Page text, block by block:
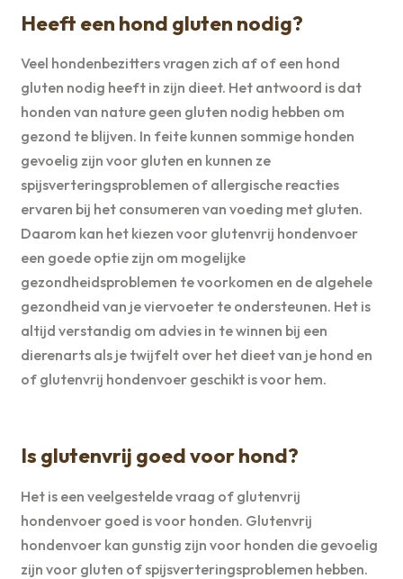
Heeft een hond gluten nodig?
Veel hondenbezitters vragen zich af of een hond
gluten nodig heeft in zijn dieet. Het antwoord is dat
honden van nature geen gluten nodig hebben om
gezond te blijven. In feite kunnen sommige honden
gevoelig zijn voor gluten en kunnen ze
spijsverteringsproblemen of allergische reacties
ervaren bij het consumeren van voeding met gluten.
Daarom kan het kiezen voor glutenvrij hondenvoer
een goede optie zijn om mogelijke
gezondheidsproblemen te voorkomen en de algehele
gezondheid van je viervoeter te ondersteunen. Het is
altijd verstandig om advies in te winnen bij een
dierenarts als je twijfelt over het dieet van je hond en
of glutenvrij hondenvoer geschikt is voor hem.
Is glutenvrij goed voor hond?
Het is een veelgestelde vraag of glutenvrij
hondenvoer goed is voor honden. Glutenvrij
hondenvoer kan gunstig zijn voor honden die gevoelig
zijn voor gluten of spijsverteringsproblemen hebben.